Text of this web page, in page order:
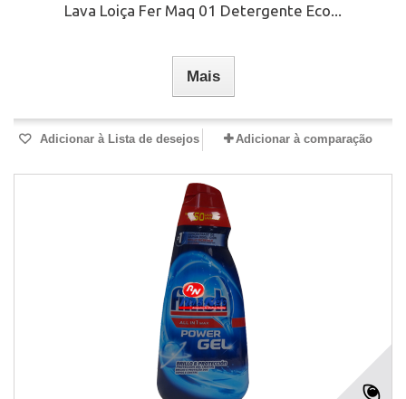
Lava Loiça Fer Maq 01 Detergente Eco...
Mais
Adicionar à Lista de desejos Adicionar à comparação